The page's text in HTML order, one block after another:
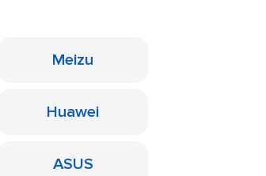
Meizu
Huawei
ASUS